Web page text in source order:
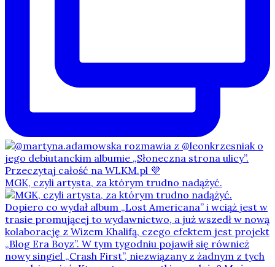
MGK, czyli artysta, za którym trudno nadążyć.